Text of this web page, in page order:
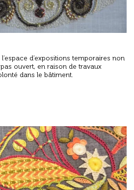
d’expositions temporaires non
ouvert, en raison de travaux
dans le bâtiment.